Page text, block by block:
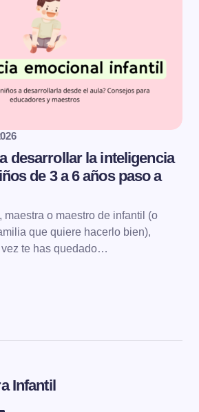
desarrollar la inteligencia
de 3 a 6 años paso a
maestra o maestro de infantil (o
que quiere hacerlo bien),
te has quedado…
Infantil